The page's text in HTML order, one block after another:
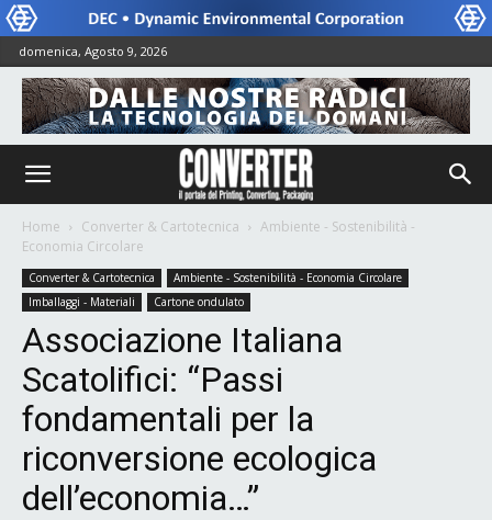
domenica, Agosto 9, 2026
Home Converter & Cartotecnica
Ambiente - Sostenibilità -
Economia Circolare
Converter & Cartotecnica
Ambiente - Sostenibilità - Economia Circolare
Imballaggi - Materiali
Cartone ondulato
Associazione Italiana
Scatolifici: “Passi
fondamentali per la
riconversione ecologica
dell’economia…”